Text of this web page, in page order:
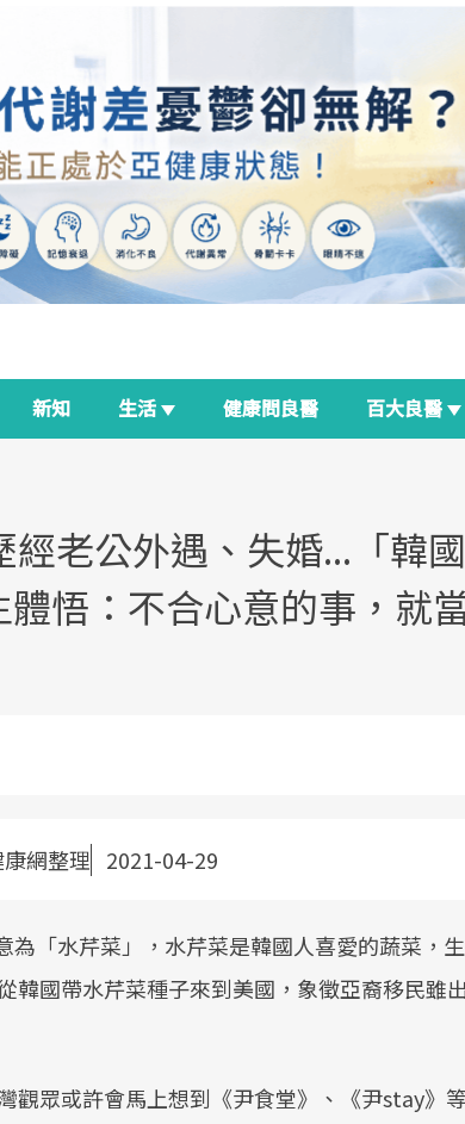
新知 生活 健康問良醫 百大良醫
老公外遇、失婚...「韓
悟：不合心意的事，就
網整理 2021-04-29
「水芹菜」，水芹菜是韓國人喜愛的蔬菜，
韓國帶水芹菜種子來到美國，象徵亞裔移民雖
觀眾或許會馬上想到《尹食堂》、《尹stay》
面對超高齡社會的浪潮，台灣正
照3.0」的推進，「預防醫學」已
療院所的服務，更是民眾了解自
狀況、啟動健康管理的重要起點
2025年，就到良醫生活祭體驗「
良醫健康網從「換季的身體變化
改善行動。